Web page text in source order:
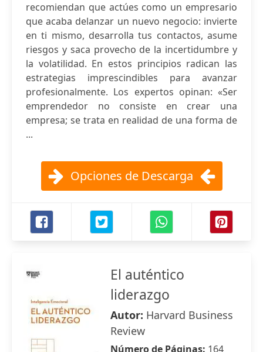
recomiendan que actúes como un empresario
que acaba delanzar un nuevo negocio: invierte
en ti mismo, desarrolla tus contactos, asume
riesgos y saca provecho de la incertidumbre y
la volatilidad. En estos principios radican las
estrategias imprescindibles para avanzar
profesionalmente. Los expertos opinan: «Ser
emprendedor no consiste en crear una
empresa; se trata en realidad de una forma de
...
Opciones de Descarga
El auténtico
liderazgo
Autor: Harvard Business
Review
Número de Páginas: 164